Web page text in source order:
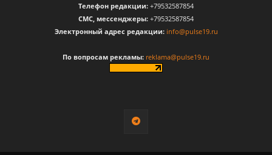
Телефон редакции: +79532587854
CМС, мессенджеры: +79532587854
Электронный адрес редакции: info@pulse19.ru
По вопросам рекламы: reklama@pulse19.ru